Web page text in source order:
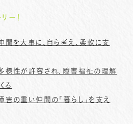
リー！
間を大事に、自ら考え、柔軟に支
様性が許容され、障害福祉の理解
る
害の重い仲間の「暮らし」を支え